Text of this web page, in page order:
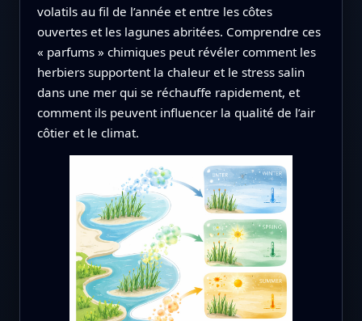
volatils au fil de l’année et entre les côtes
ouvertes et les lagunes abritées. Comprendre ces
« parfums » chimiques peut révéler comment les
herbiers supportent la chaleur et le stress salin
dans une mer qui se réchauffe rapidement, et
comment ils peuvent influencer la qualité de l’air
côtier et le climat.